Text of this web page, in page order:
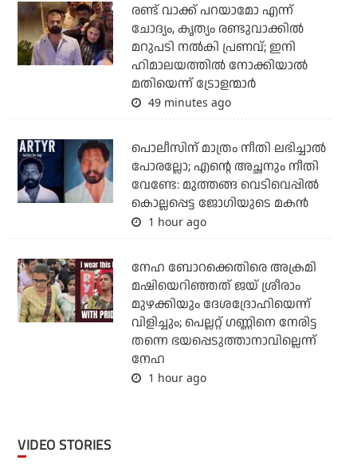
രണ്ട് വാക്ക് പറയാമോ എന്ന്
ചോദ്യം, കൃത്യം രണ്ടുവാക്കില്‍
മറുപടി നല്‍കി പ്രണവ്; ഇനി
ഹിമാലയത്തില്‍ നോക്കിയാല്‍
മതിയെന്ന് ട്രോളന്മാര്‍
49 minutes ago
പൊലീസിന് മാത്രം നീതി ലഭിച്ചാല്‍
പോരല്ലോ; എന്റെ അച്ഛനും നീതി
വേണ്ടേ: മുത്തങ്ങ വെടിവെപ്പില്‍
കൊല്ലപ്പെട്ട ജോഗിയുടെ മകന്‍
1 hour ago
നേഹ ബോറക്കെതിരെ അക്രമി
മഷിയെറിഞ്ഞത് ജയ് ശ്രീരാം
മുഴക്കിയും ദേശദ്രോഹിയെന്ന്
വിളിച്ചും; പെല്ലറ്റ് ഗണ്ണിനെ നേരിട്ട
തന്നെ ഭയപ്പെടുത്താനാവില്ലെന്ന്
നേഹ
1 hour ago
VIDEO STORIES